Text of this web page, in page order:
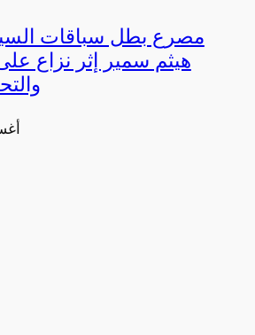
مصرع بطل سباقات
هيثم سمير إثر نزاع
12